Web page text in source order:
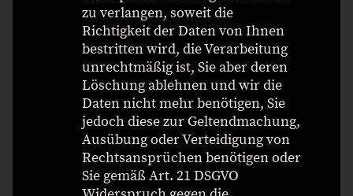
zu verlangen, soweit die
Richtigkeit der Daten von Ihnen
bestritten wird, die Verarbeitung
unrechtmäßig ist, Sie aber deren
Löschung ablehnen und wir die
Daten nicht mehr benötigen, Sie
jedoch diese zur Geltendmachung,
Ausübung oder Verteidigung von
Rechtsansprüchen benötigen oder
Sie gemäß Art. 21 DSGVO